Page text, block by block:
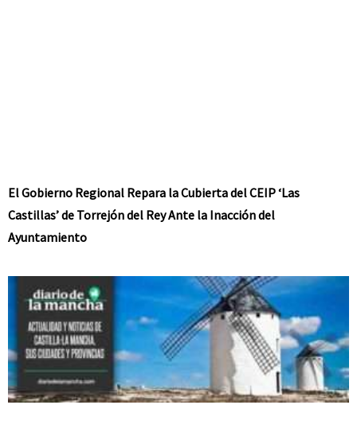
El Gobierno Regional Repara la Cubierta del CEIP ‘Las
Castillas’ de Torrejón del Rey Ante la Inacción del
Ayuntamiento